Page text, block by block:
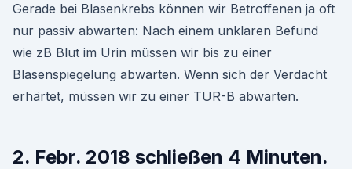
Gerade bei Blasenkrebs können wir Betroffenen ja oft
nur passiv abwarten: Nach einem unklaren Befund
wie zB Blut im Urin müssen wir bis zu einer
Blasenspiegelung abwarten. Wenn sich der Verdacht
erhärtet, müssen wir zu einer TUR-B abwarten.
2. Febr. 2018 schließen 4 Minuten.